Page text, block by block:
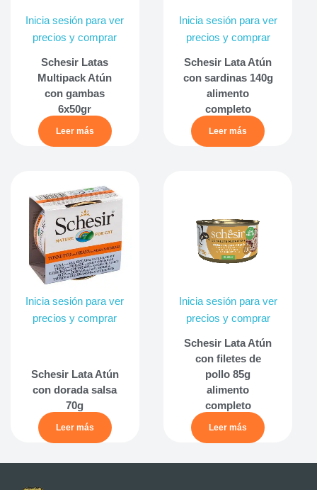
Inicia sesión para ver
precios y comprar
Schesir Latas
Multipack Atún
con gambas
6x50gr
Leer más
Inicia sesión para ver
precios y comprar
Schesir Lata Atún
con sardinas 140g
alimento
completo
Leer más
Inicia sesión para ver
precios y comprar
Schesir Lata Atún
con dorada salsa
70g
Leer más
Inicia sesión para ver
precios y comprar
Schesir Lata Atún
con filetes de
pollo 85g
alimento
completo
Leer más